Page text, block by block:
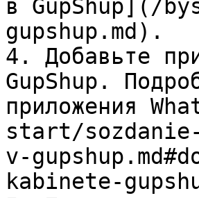
в GupShup](/
gupshup.md).
4. Добавьте
GupShup.
приложения
start/
v-
kabinete-